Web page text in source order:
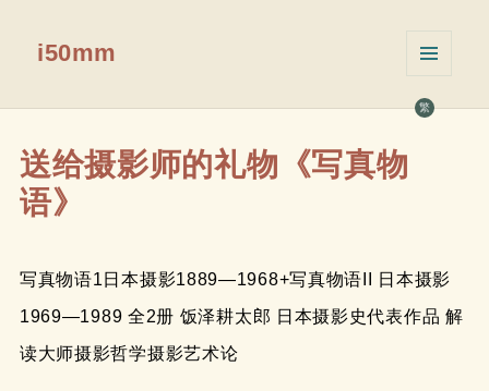
繁
i50mm
挂件
送给摄影师的礼物《写真物
语》
写真物语1日本摄影1889—1968+写真物语II 日本摄影
1969—1989 全2册 饭泽耕太郎 日本摄影史代表作品 解
读大师摄影哲学摄影艺术论